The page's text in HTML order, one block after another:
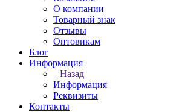
О компании
Товарный знак
Отзывы
Оптовикам
Блог
Информация
Назад
Информация
Реквизиты
Контакты